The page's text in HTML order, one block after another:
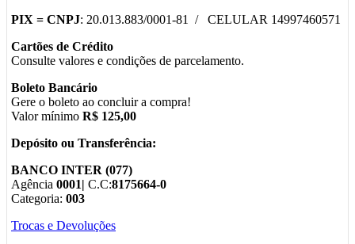
PIX = CNPJ: 20.013.883/0001-81 / CELULAR 14997460571
Cartões de Crédito
Consulte valores e condições de parcelamento.
Boleto Bancário
Gere o boleto ao concluir a compra!
Valor mínimo R$ 125,00
Depósito ou Transferência:
BANCO INTER (077)
Agência 0001| C.C:8175664-0
Categoria: 003
Trocas e Devoluções